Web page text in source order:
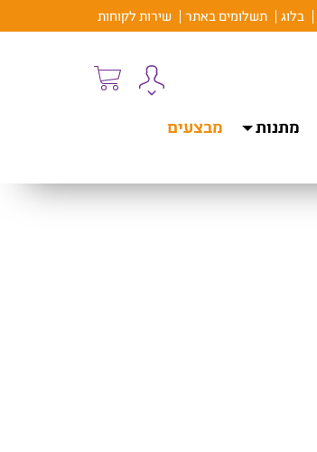
בלוג תשלומים באתר שירות לקוחות
מתנות
מבצעים